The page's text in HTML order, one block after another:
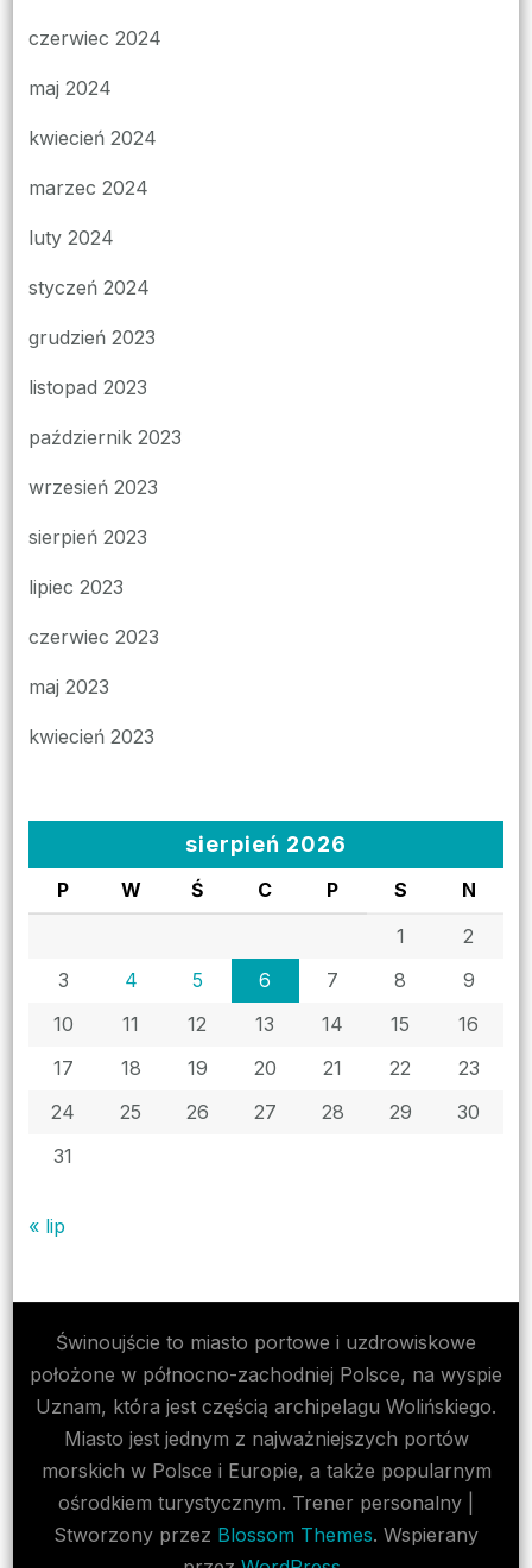
czerwiec 2024
maj 2024
kwiecień 2024
marzec 2024
luty 2024
styczeń 2024
grudzień 2023
listopad 2023
październik 2023
wrzesień 2023
sierpień 2023
lipiec 2023
czerwiec 2023
maj 2023
kwiecień 2023
sierpień 2026
P W Ś C P S
N
1
2
3
4 5 6 7 8
9
10
11 12 13 14 15
16
17
18 19 20 21 22
23
24
25 26 27 28 29
30
31
« lip
Świnoujście to miasto portowe i uzdrowiskowe
położone w północno-zachodniej Polsce, na wyspie
Uznam, która jest częścią archipelagu Wolińskiego.
Miasto jest jednym z najważniejszych portów
morskich w Polsce i Europie, a także popularnym
ośrodkiem turystycznym. Trener personalny |
Stworzony przez Blossom Themes. Wspierany